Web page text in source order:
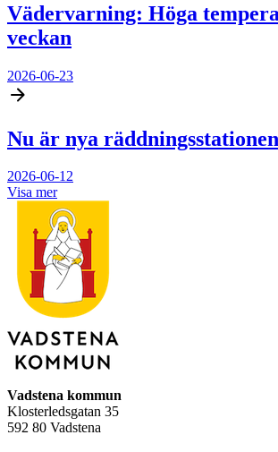
Vädervarning: Höga
veckan
2026-06-23
Nu är nya
2026-06-12
Visa mer
Vadstena kommun
Klosterledsgatan 35
592 80 Vadstena